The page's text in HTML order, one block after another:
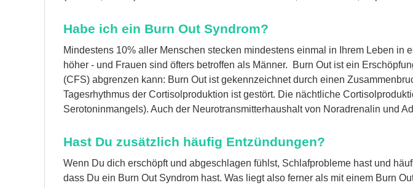
Habe ich ein Burn Out Syndrom?
Mindestens 10% aller Menschen stecken mindestens einmal in Ihrem Leben
höher - und Frauen sind öfters betroffen als Männer. Burn Out ist ein
(CFS) abgrenzen kann: Burn Out ist gekennzeichnet durch einen
Tagesrhythmus der Cortisolproduktion ist gestört. Die nächtliche
Serotoninmangels). Auch der Neurotransmitterhaushalt von Noradrenalin und
Hast Du zusätzlich häufig Entzündungen?
Wenn Du dich erschöpft und abgeschlagen fühlst, Schlafprobleme hast und
dass Du ein Burn Out Syndrom hast. Was liegt also ferner als mit einem Burn